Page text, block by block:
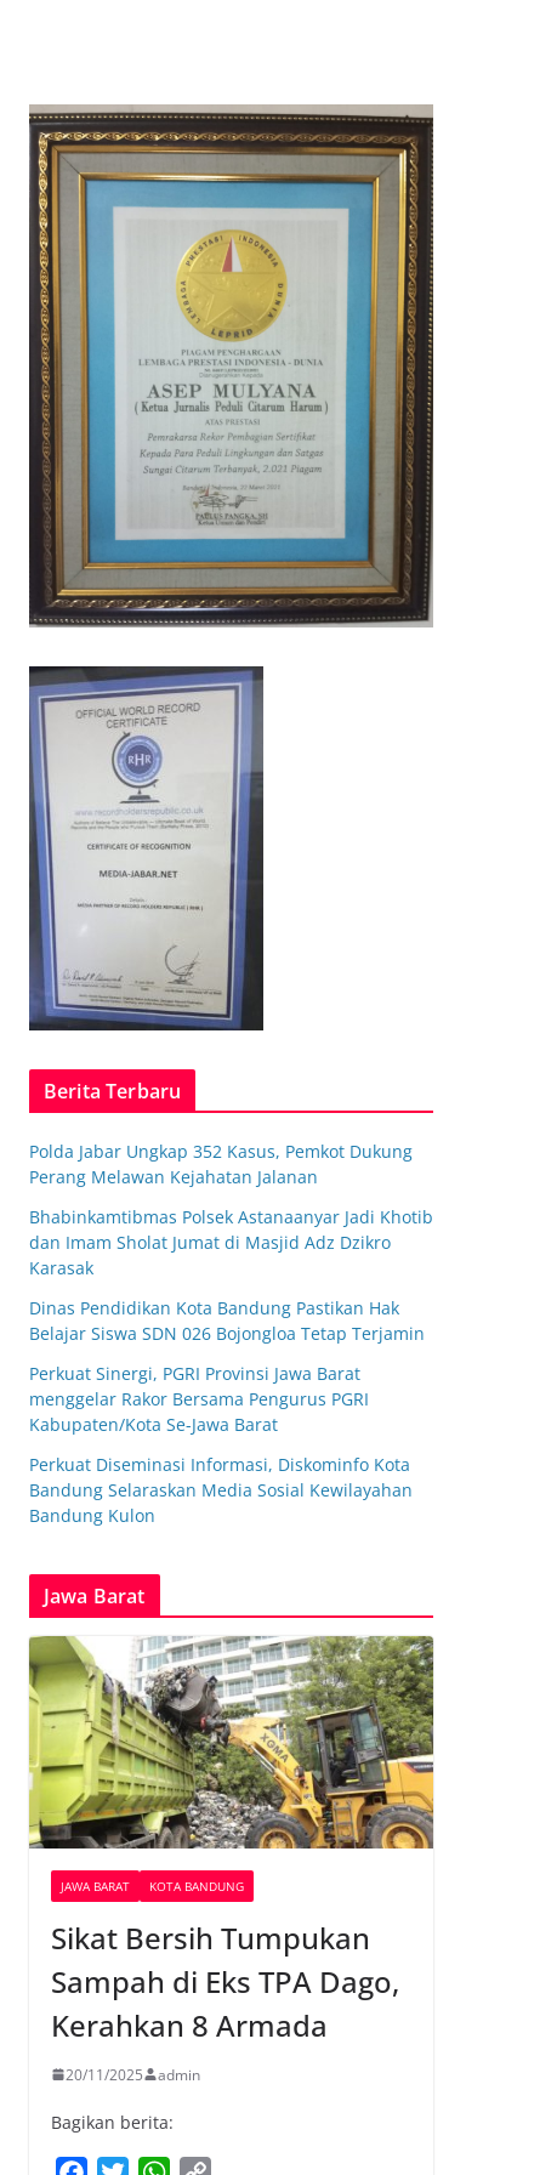
Berita Terbaru
Polda Jabar Ungkap 352 Kasus, Pemkot Dukung
Perang Melawan Kejahatan Jalanan
Bhabinkamtibmas Polsek Astanaanyar Jadi Khotib
dan Imam Sholat Jumat di Masjid Adz Dzikro
Karasak
Dinas Pendidikan Kota Bandung Pastikan Hak
Belajar Siswa SDN 026 Bojongloa Tetap Terjamin
Perkuat Sinergi, PGRI Provinsi Jawa Barat
menggelar Rakor Bersama Pengurus PGRI
Kabupaten/Kota Se-Jawa Barat
Perkuat Diseminasi Informasi, Diskominfo Kota
Bandung Selaraskan Media Sosial Kewilayahan
Bandung Kulon
Jawa Barat
JAWA BARAT KOTA BANDUNG
Sikat Bersih Tumpukan
Sampah di Eks TPA Dago,
Kerahkan 8 Armada
20/11/2025 admin
Bagikan berita: